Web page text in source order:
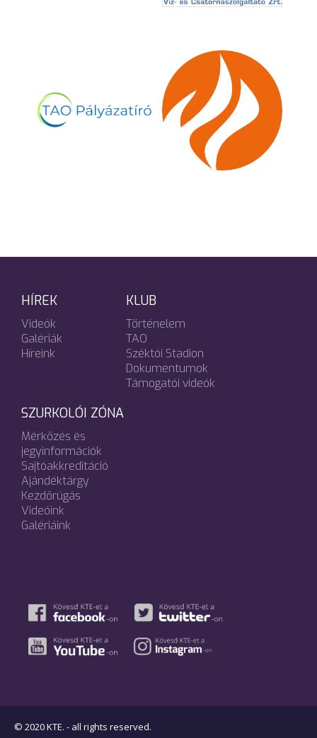
HÍREK
Videók
Galériák
Híreink
KLUB
Történelem
TAO
Széktói Stadion
Dokumentumok
Támogatói videók
SZURKOLÓI ZÓNA
Mérkőzés és
jegyinformációk
Sajtóakkreditáció
Ajándéktárgy
Kezdőrúgás
Videóink
Galériáink
© 2020 KTE. - all rights reserved.